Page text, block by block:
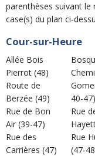
parenthèses suivant le
case(s) du plan ci-
Cour-sur-Heure
Allée Bois
Pierrot (48)
Route de
Berzée (49)
Rue de Bon
Air (39-47)
Rue des
Carrières (47)
40-47)
Rue
Rue
(47-